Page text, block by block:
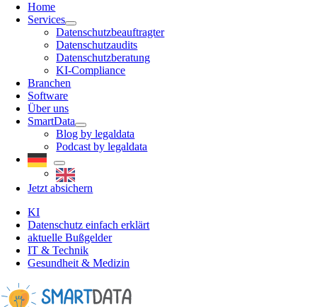
Home
Services
Datenschutzbeauftragter
Datenschutzaudits
Datenschutzberatung
KI-Compliance
Branchen
Software
Über uns
SmartData
Blog by legaldata
Podcast by legaldata
Jetzt absichern
KI
Datenschutz einfach erklärt
aktuelle Bußgelder
IT & Technik
Gesundheit & Medizin